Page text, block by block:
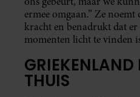
ermee omgaan.” Ze
kracht en benadrukt dat er
momenten licht te vinden
THUIS